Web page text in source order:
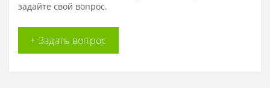
задайте свой вопрос.
+ Задать вопрос